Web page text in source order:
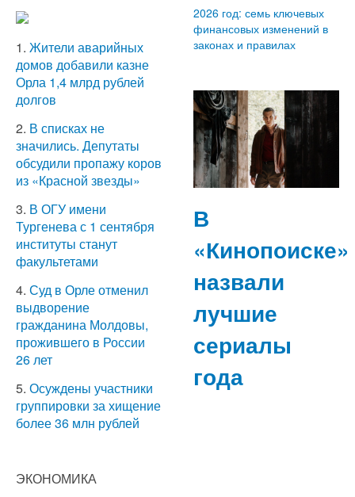
1. Жители аварийных
домов добавили казне
Орла 1,4 млрд рублей
долгов
2. В списках не
значились. Депутаты
обсудили пропажу коров
из «Красной звезды»
3. В ОГУ имени
Тургенева с 1 сентября
институты станут
факультетами
4. Суд в Орле отменил
выдворение
гражданина Молдовы,
прожившего в России
26 лет
5. Осуждены участники
группировки за хищение
более 36 млн рублей
ЭКОНОМИКА
2026 год: семь ключевых
финансовых изменений в
законах и правилах
В
«Кинопоиске»
назвали
лучшие
сериалы
года